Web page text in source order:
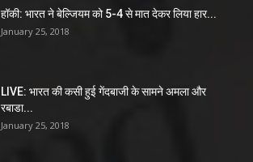
हॉकी: भारत ने बेल्जियम को 5-4 से मात देकर लिया हार...
January 25, 2018
LIVE: भारत की कसी हुई गेंदबाजी के सामने अमला और
रबाडा...
January 25, 2018